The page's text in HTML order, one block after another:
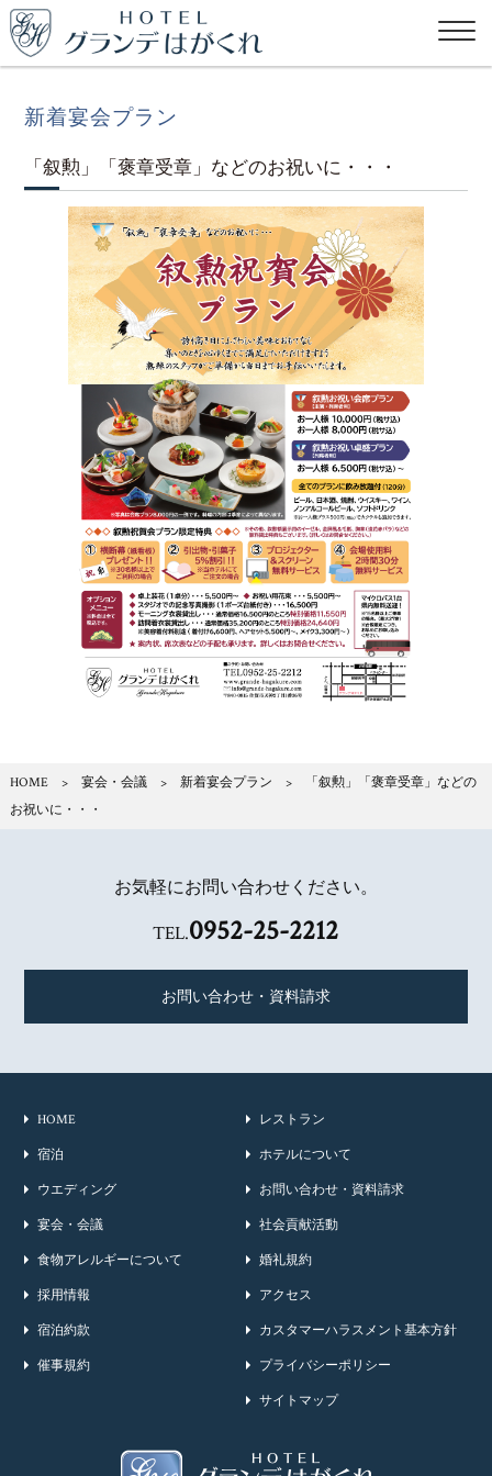
新着宴会プラン
「叙勲」「褒章受章」などのお祝いに・・・
HOME> 宴会・会議> 新着宴会プラン > 「叙勲」「褒章受章」などの
お祝いに・・・
お気軽にお問い合わせください。
TEL.0952-25-2212
お問い合わせ・資料請求
HOME
宿泊
ウエディング
宴会・会議
レストラン
ホテルについて
お問い合わせ・資料請求
社会貢献活動
食物アレルギーについて
採用情報
宿泊約款
催事規約
婚礼規約
アクセス
カスタマーハラスメント基本方針
プライバシーポリシー
サイトマップ